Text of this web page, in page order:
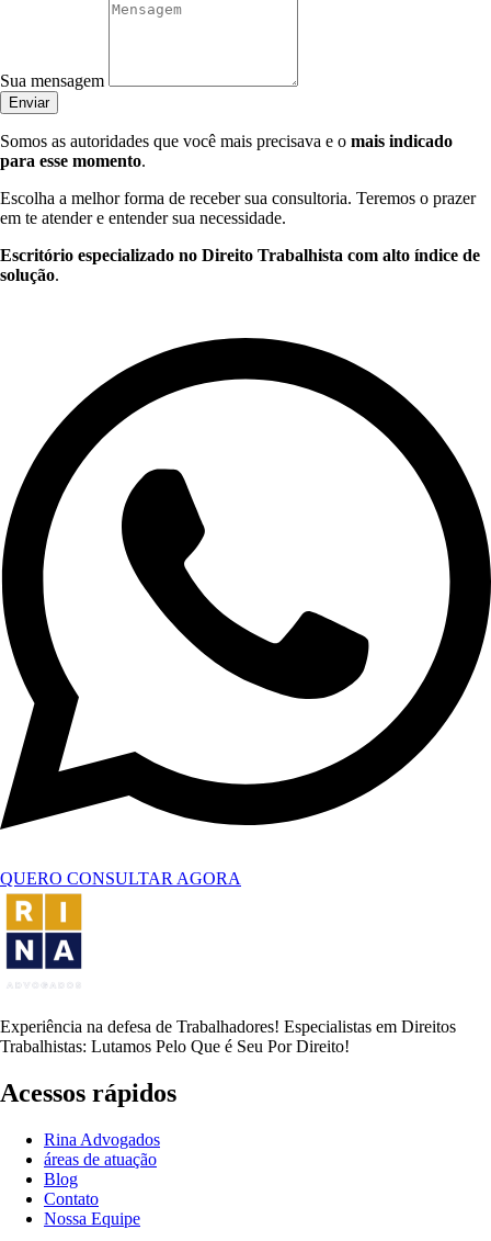
Sua mensagem
Enviar
Somos as autoridades que você mais precisava e o mais indicado
para esse momento.
Escolha a melhor forma de receber sua consultoria. Teremos o prazer
em te atender e entender sua necessidade.
Escritório especializado no Direito Trabalhista com alto índice de
solução.
QUERO CONSULTAR AGORA
Experiência na defesa de Trabalhadores! Especialistas em Direitos
Trabalhistas: Lutamos Pelo Que é Seu Por Direito!
Acessos rápidos
Rina Advogados
áreas de atuação
Blog
Contato
Nossa Equipe